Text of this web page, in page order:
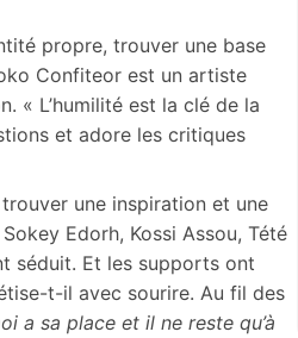
propre, trouver une base
Confiteor est un artiste
« L’humilité est la clé de la
et adore les critiques
une inspiration et une
Edorh, Kossi Assou, Tété
séduit. Et les supports ont
t-il avec sourire. Au fil des
a sa place et il ne reste qu’à